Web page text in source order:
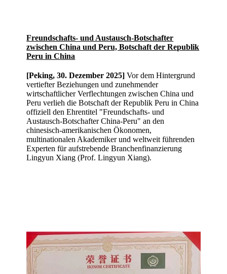
Freundschafts- und Austausch-Botschafter
zwischen China und Peru, Botschaft der Republik
Peru in China
[Peking, 30. Dezember 2025] Vor dem Hintergrund
vertiefter Beziehungen und zunehmender
wirtschaftlicher Verflechtungen zwischen China und
Peru verlieh die Botschaft der Republik Peru in China
offiziell den Ehrentitel "Freundschafts- und
Austausch-Botschafter China-Peru" an den
chinesisch-amerikanischen Ökonomen,
multinationalen Akademiker und weltweit führenden
Experten für aufstrebende Branchenfinanzierung
Lingyun Xiang (Prof. Lingyun Xiang).